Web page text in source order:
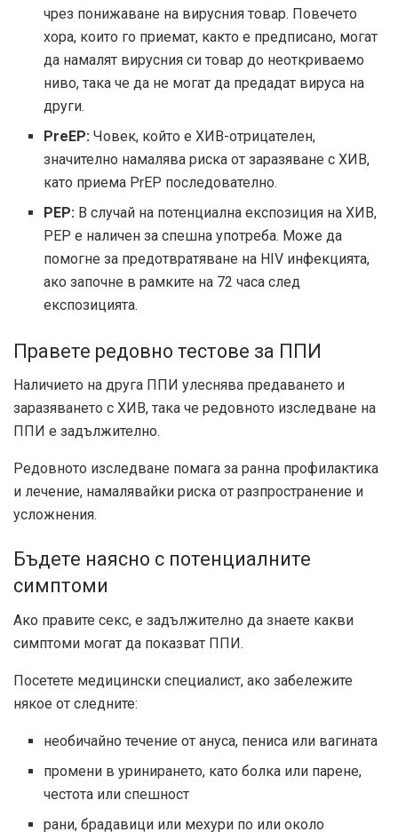
чрез понижаване на вирусния товар. Повечето
хора, които го приемат, както е предписано, могат
да намалят вирусния си товар до неоткриваемо
ниво, така че да не могат да предадат вируса на
други.
PreEP: Човек, който е ХИВ-отрицателен,
значително намалява риска от заразяване с ХИВ,
като приема PrEP последователно.
PEP: В случай на потенциална експозиция на ХИВ,
PEP е наличен за спешна употреба. Може да
помогне за предотвратяване на HIV инфекцията,
ако започне в рамките на 72 часа след
експозицията.
Правете редовно тестове за ППИ
Наличието на друга ППИ улеснява предаването и
заразяването с ХИВ, така че редовното изследване на
ППИ е задължително.
Редовното изследване помага за ранна профилактика
и лечение, намалявайки риска от разпространение и
усложнения.
Бъдете наясно с потенциалните
симптоми
Ако правите секс, е задължително да знаете какви
симптоми могат да показват ППИ.
Посетете медицински специалист, ако забележите
някое от следните:
необичайно течение от ануса, пениса или вагината
промени в уринирането, като болка или парене,
честота или спешност
рани, брадавици или мехури по или около